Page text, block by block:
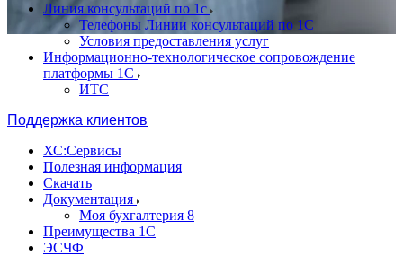
Линия консультаций по 1с
Телефоны Линии консультаций по 1С
Условия предоставления услуг
Информационно-технологическое сопровождение
платформы 1С
ИТС
Поддержка клиентов
ХС:Сервисы
Полезная информация
Скачать
Документация
Моя бухгалтерия 8
Преимущества 1С
ЭСЧФ